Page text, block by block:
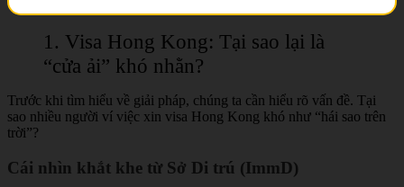
1. Visa Hong Kong: Tại sao lại là
“cửa ải” khó nhằn?
Trước khi tìm hiểu về giải pháp, chúng ta cần hiểu rõ vấn đề. Tại
sao nhiều người ví việc xin visa Hong Kong khó như “hái sao trên
trời”?
Cái nhìn khắt khe từ Sở Di trú (ImmD)